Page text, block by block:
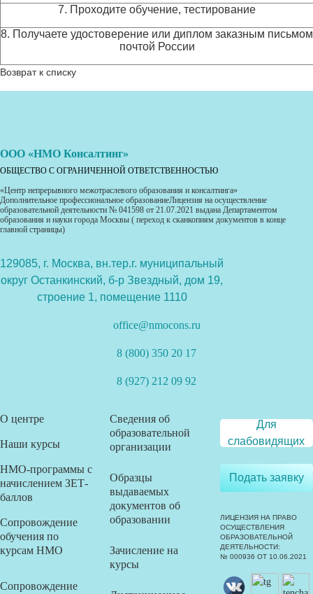
7. Проходите обучение, тестирование
8. Получаете удостоверение или диплом заказным письмом
почтой России
Возврат к списку
ООО «НМО Консалтинг»
ОБЩЕСТВО С ОГРАНИЧЕННОЙ ОТВЕТСТВЕННОСТЬЮ
«Центр непрерывного межотраслевого образования и консалтинга»
Дополнительное профессиональное образованиеЛицензия на осуществление
образовательной деятельности № 041598 от 21.07.2021 выдана Департаментом
образования и науки города Москвы ( переход к сканкопиям документов в конце
главной страницы)
129085, г. Москва, вн.тер.г. муниципальный
округ Останкинский, б-р Звездный, дом 19,
строение 1, помещение 1110
office@nmocons.ru
8 (800) 350 20 17
8 (927) 212 09 92
О центре
Наши курсы
НМО-программы с
начислением ЗЕТ-
баллов
Сопровождение
обучения по
курсам НМО
Сопровождение
Сведения об
образовательной
организации
Образцы
выдаваемых
документов об
образовании
Зачисление на
курсы
Для
слабовидящих
Подать заявку
ЛИЦЕНЗИЯ НА ПРАВО
ОСУЩЕСТВЛЕНИЯ
ОБРАЗОВАТЕЛЬНОЙ
ДЕЯТЕЛЬНОСТИ:
№ 000936 ОТ 10.06.2021